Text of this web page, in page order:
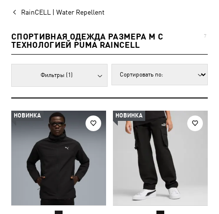
RainCELL | Water Repellent
СПОРТИВНАЯ ОДЕЖДА РАЗМЕРА M С
ТЕХНОЛОГИЕЙ PUMA RAINCELL
7
Фильтры (1)
НОВИНКА НОВИНКА